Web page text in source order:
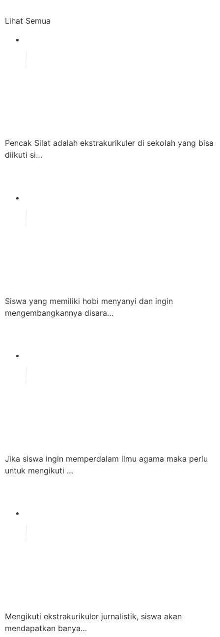
Lihat Semua
Pencak Silat adalah ekstrakurikuler di sekolah yang bisa
diikuti si…
Siswa yang memiliki hobi menyanyi dan ingin
mengembangkannya disara…
Jika siswa ingin memperdalam ilmu agama maka perlu
untuk mengikuti …
Mengikuti ekstrakurikuler jurnalistik, siswa akan
mendapatkan banya…